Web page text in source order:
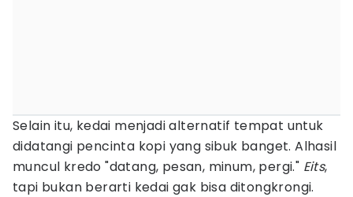
Selain itu, kedai menjadi alternatif tempat untuk
didatangi pencinta kopi yang sibuk banget. Alhasil
muncul kredo "datang, pesan, minum, pergi." Eits,
tapi bukan berarti kedai gak bisa ditongkrongi.